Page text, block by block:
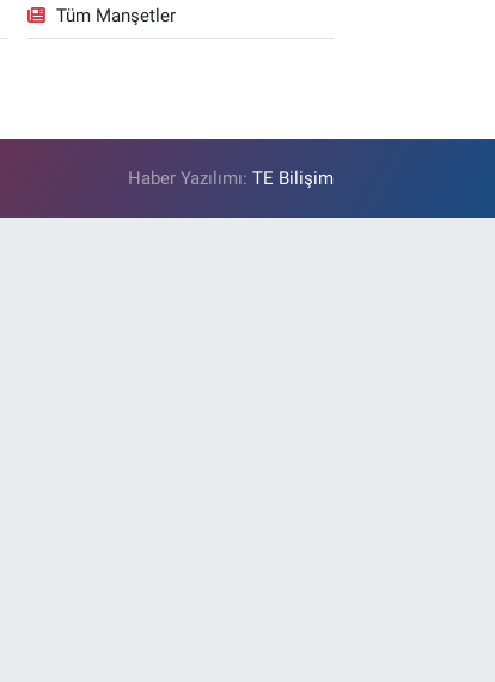
Tüm Manşetler
Haber Yazılımı:TE Bilişim